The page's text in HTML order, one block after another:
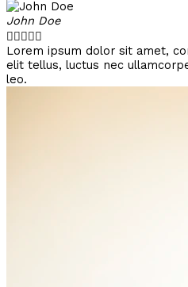
John Doe

Lorem ipsum dolor sit amet,
elit tellus, luctus nec
leo.